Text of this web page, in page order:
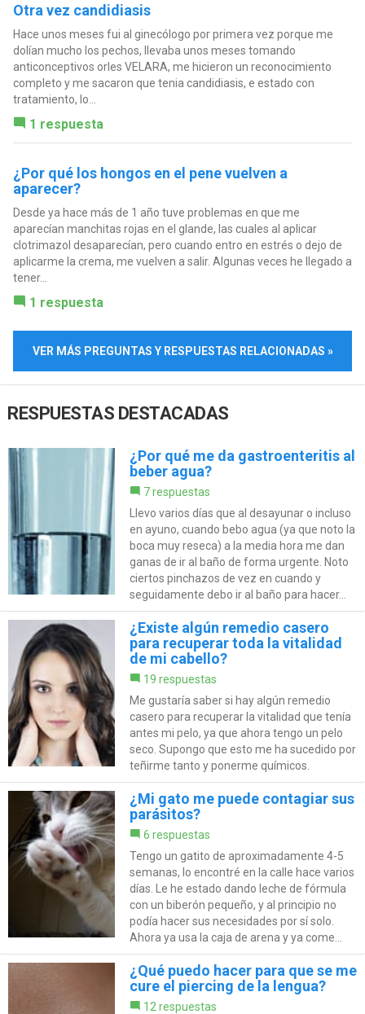
Otra vez candidiasis
Hace unos meses fui al ginecólogo por primera vez porque me
dolían mucho los pechos, llevaba unos meses tomando
anticonceptivos orles VELARA, me hicieron un reconocimiento
completo y me sacaron que tenia candidiasis, e estado con
tratamiento, lo...
1 respuesta
¿Por qué los hongos en el pene vuelven a
aparecer?
Desde ya hace más de 1 año tuve problemas en que me
aparecían manchitas rojas en el glande, las cuales al aplicar
clotrimazol desaparecían, pero cuando entro en estrés o dejo de
aplicarme la crema, me vuelven a salir. Algunas veces he llegado a
tener...
1 respuesta
VER MÁS PREGUNTAS Y RESPUESTAS RELACIONADAS »
RESPUESTAS DESTACADAS
¿Por qué me da gastroenteritis al
beber agua?
7 respuestas
Llevo varios días que al desayunar o incluso
en ayuno, cuando bebo agua (ya que noto la
boca muy reseca) a la media hora me dan
ganas de ir al baño de forma urgente. Noto
ciertos pinchazos de vez en cuando y
seguidamente debo ir al baño para hacer...
¿Existe algún remedio casero
para recuperar toda la vitalidad
de mi cabello?
19 respuestas
Me gustaría saber si hay algún remedio
casero para recuperar la vitalidad que tenía
antes mi pelo, ya que ahora tengo un pelo
seco. Supongo que esto me ha sucedido por
teñirme tanto y ponerme químicos.
¿Mi gato me puede contagiar sus
parásitos?
6 respuestas
Tengo un gatito de aproximadamente 4-5
semanas, lo encontré en la calle hace varios
días. Le he estado dando leche de fórmula
con un biberón pequeño, y al principio no
podía hacer sus necesidades por sí solo.
Ahora ya usa la caja de arena y ya come...
¿Qué puedo hacer para que se me
cure el piercing de la lengua?
12 respuestas